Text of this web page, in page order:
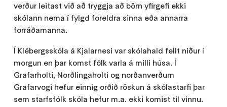
verður leitast við að tryggja að börn yfirgefi ekki
skólann nema í fylgd foreldra sinna eða annarra
forráðamanna.
Í Klébergsskóla á Kjalarnesi var skólahald fellt niður í
morgun en þar komst fólk varla á milli húsa. Í
Grafarholti, Norðlingaholti og norðanverðum
Grafarvogi hefur einnig orðið röskun á skólastarfi þar
sem starfsfólk skóla hefur m.a. ekki komist til vinnu.